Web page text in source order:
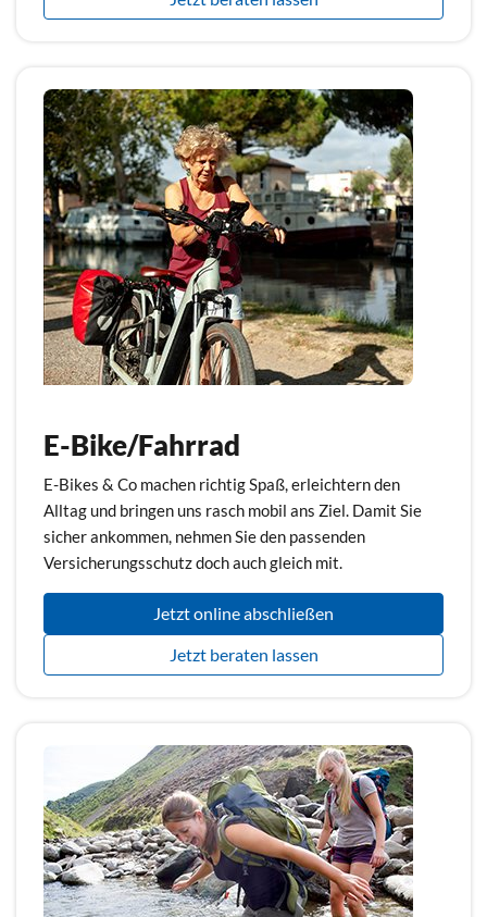
E-Bike/Fahrrad
E-Bikes & Co machen richtig Spaß, erleichtern den
Alltag und bringen uns rasch mobil ans Ziel. Damit Sie
sicher ankommen, nehmen Sie den passenden
Versicherungsschutz doch auch gleich mit.
Jetzt online abschließen
Jetzt beraten lassen